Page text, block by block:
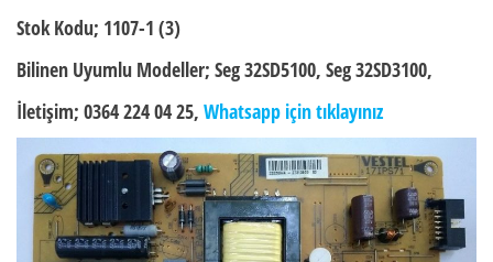
Stok Kodu; 1107-1 (3)
Bilinen Uyumlu Modeller; Seg 32SD5100, Seg 32SD3100,
İletişim; 0364 224 04 25, Whatsapp için tıklayınız